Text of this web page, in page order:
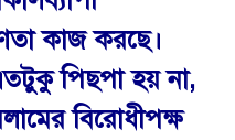
কাজ করছে।
পিছপা হয় না,
বিরোধীপক্ষ